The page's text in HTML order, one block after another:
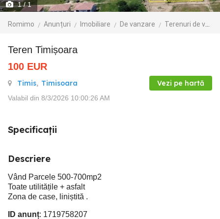
1/ 1
Romimo Anunțuri Imobiliare De vanzare Terenuri de vanzare
Teren Timișoara
100 EUR
Timis, Timisoara Vezi pe hartă
Valabil din 8/3/2026 10:00:26 AM
Specificații
Descriere
Vând Parcele 500-700mp2
Toate utilitățile + asfalt
Zona de case, liniștită .
ID anunț: 1719758207